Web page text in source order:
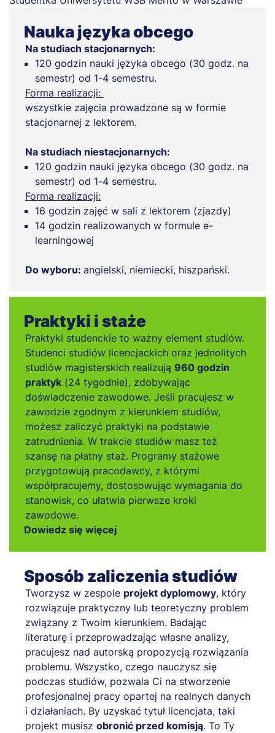
Nauka języka obcego
Na studiach stacjonarnych:
120 godzin nauki języka obcego (30 godz. na
semestr) od 1-4 semestru.
Forma realizacji:
wszystkie zajęcia prowadzone są w formie
stacjonarnej z lektorem.
Na studiach niestacjonarnych:
120 godzin nauki języka obcego (30 godz. na
semestr) od 1-4 semestru.
Forma realizacji:
16 godzin zajęć w sali z lektorem (zjazdy)
14 godzin realizowanych w formule e-
learningowej
Do wyboru: angielski, niemiecki, hiszpański.
Praktyki i staże
Praktyki studenckie to ważny element studiów.
Studenci studiów licencjackich oraz jednolitych
studiów magisterskich realizują 960 godzin
praktyk (24 tygodnie), zdobywając
doświadczenie zawodowe. Jeśli pracujesz w
zawodzie zgodnym z kierunkiem studiów,
możesz zaliczyć praktyki na podstawie
zatrudnienia. W trakcie studiów masz też
szansę na płatny staż. Programy stażowe
przygotowują pracodawcy, z którymi
współpracujemy, dostosowując wymagania do
stanowisk, co ułatwia pierwsze kroki
zawodowe.
Dowiedz się więcej
Sposób zaliczenia studiów
Tworzysz w zespole projekt dyplomowy, który
rozwiązuje praktyczny lub teoretyczny problem
związany z Twoim kierunkiem. Badając
literaturę i przeprowadzając własne analizy,
pracujesz nad autorską propozycją rozwiązania
problemu. Wszystko, czego nauczysz się
podczas studiów, pozwala Ci na stworzenie
profesjonalnej pracy opartej na realnych danych
i działaniach. By uzyskać tytuł licencjata, taki
projekt musisz obronić przed komisją. To Ty